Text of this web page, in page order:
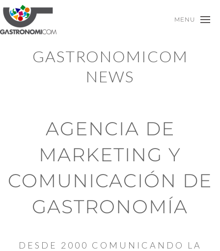
MENU
GASTRONOMICOM
NEWS
AGENCIA DE
MARKETING Y
COMUNICACIÓN DE
GASTRONOMÍA
DESDE 2000 COMUNICANDO LA